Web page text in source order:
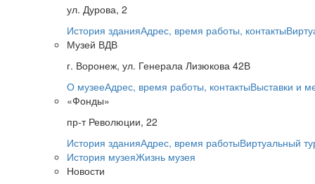
ул. Дурова, 2
История зданияАдрес, время работы, контакты
Музей ВДВ
г. Воронеж, ул. Генерала Лизюкова 42В
О музееАдрес, время работы, контактыВыставки и
«Фонды»
пр-т Революции, 22
История зданияАдрес, время работыВиртуальный
История музеяЖизнь музея
Новости